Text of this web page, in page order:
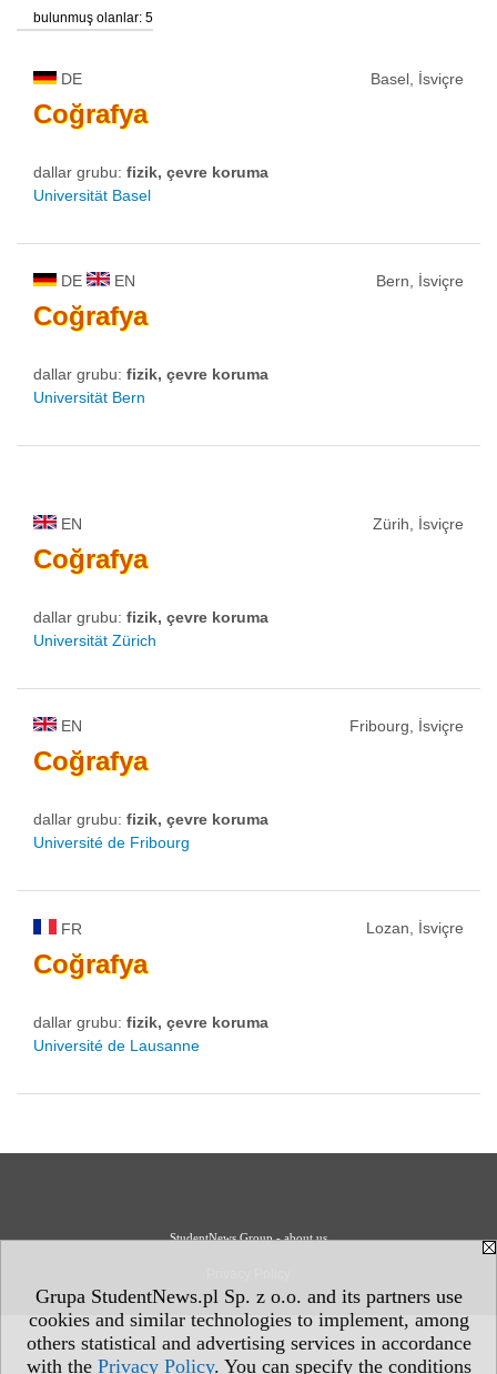
Grupa StudentNews.pl Sp. z o.o. and its partners use
cookies and similar technologies to implement, among
others statistical and advertising services in accordance
with the Privacy Policy. You can specify the conditions
bulunmuş olanlar: 5
DE Basel, İsviçre
Coğrafya
dallar grubu: fizik, çevre koruma
Universität Basel
DE EN Bern, İsviçre
Coğrafya
dallar grubu: fizik, çevre koruma
Universität Bern
EN Zürih, İsviçre
Coğrafya
dallar grubu: fizik, çevre koruma
Universität Zürich
EN Fribourg, İsviçre
Coğrafya
dallar grubu: fizik, çevre koruma
Université de Fribourg
FR Lozan, İsviçre
Coğrafya
dallar grubu: fizik, çevre koruma
Université de Lausanne
StudentNews Group - about us